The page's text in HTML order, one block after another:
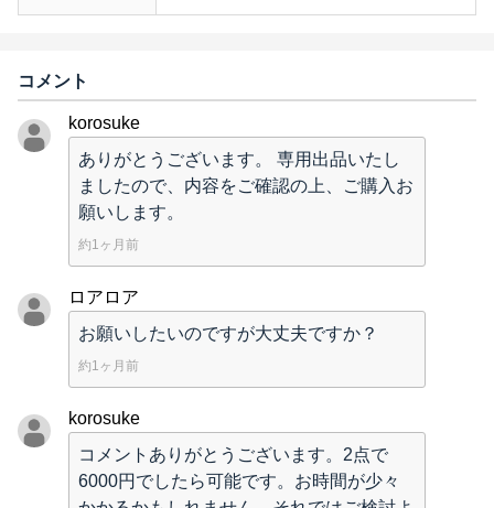
コメント
korosuke
ありがとうございます。 専用出品いたし
ましたので、内容をご確認の上、ご購入お
願いします。
約1ヶ月前
ロアロア
お願いしたいのですが大丈夫ですか？
約1ヶ月前
korosuke
コメントありがとうございます。2点で
6000円でしたら可能です。お時間が少々